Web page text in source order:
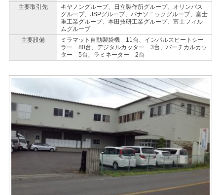
主要取引先
キヤノングループ、日立製作所グループ、オリンパス
グループ、JSPグループ、パナソニックグループ、富士
重工業グループ、本田技研工業グループ、富士フィル
ムグループ
主要設備
ミラマット自動製袋機 11台、インパルスヒートシー
ラー 80台、デジタルカッター 3台、バーチカルカッ
ター 5台、ラミネーター 2台